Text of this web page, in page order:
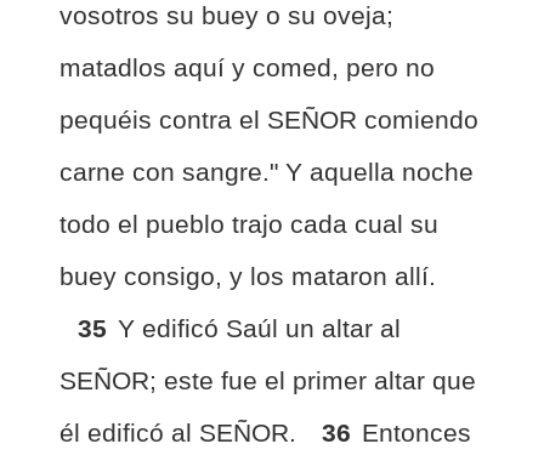
vosotros su buey o su oveja;
matadlos aquí y comed, pero no
pequéis contra el SEÑOR comiendo
carne con sangre." Y aquella noche
todo el pueblo trajo cada cual su
buey consigo, y los mataron allí.
35 Y edificó Saúl un altar al
SEÑOR; este fue el primer altar que
él edificó al SEÑOR.
36 Entonces